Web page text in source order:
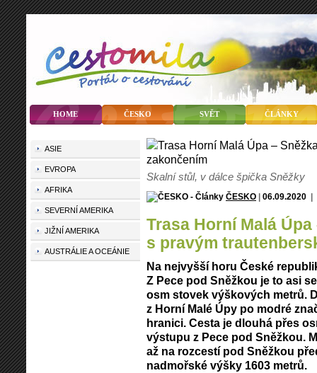
HOME ČESKO SVĚT ČLÁNKY
Skalní stůl, v dálce špička Sněžky
ČESKO | 06.09.2020 |
Trasa Horní Malá
s pravým
Na nejvyšší horu České
Z Pece pod Sněžkou je to asi
osm stovek výškových metrů.
z Horní Malé Úpy po modré
hranici. Cesta je dlouhá přes
výstupu z Pece pod Sněžkou.
až na rozcestí pod Sněžkou
nadmořské výšky 1603 metrů.
ASIE
EVROPA
AFRIKA
SEVERNÍ AMERIKA
JIŽNÍ AMERIKA
AUSTRÁLIE A OCEÁNIE